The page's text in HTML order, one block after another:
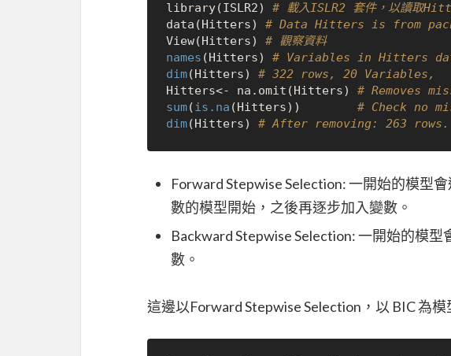
library(ISLR2)
# 載入ISLR2 套件，以讀取
data (Hitters)
# Data Hitters is from
View(Hitters)
# 觀察資料
names (Hitters)
# Variables in Hitters
dim(Hitters)
# 322 rows, 20 Variables,
Hitters<- na.omit (Hitters)
# Removes
sum(is.na (Hitters) )
# Check no
dim(Hitters) # After removing: 263 rows.
Forward Stepwise Selection: 一開始的模型
數的模型開始，之後再逐步加入變數。
Backward Stepwise Selection: 一開始的模
數。
這邊以Forward Stepwise Selection，以 BIC 為